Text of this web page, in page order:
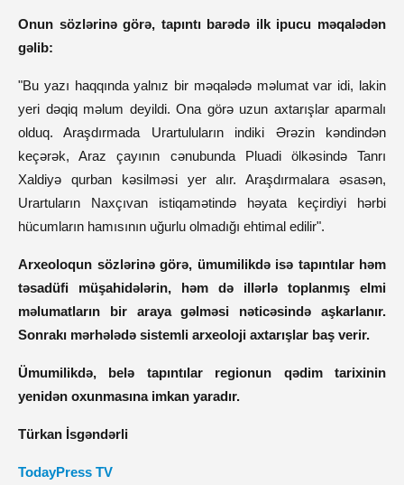
Onun sözlərinə görə, tapıntı barədə ilk ipucu məqalədən
gəlib:
"Bu yazı haqqında yalnız bir məqalədə məlumat var idi, lakin
yeri dəqiq məlum deyildi. Ona görə uzun axtarışlar aparmalı
olduq. Araşdırmada Urartuluların indiki Ərəzin kəndindən
keçərək, Araz çayının cənubunda Pluadi ölkəsində Tanrı
Xaldiyə qurban kəsilməsi yer alır. Araşdırmalara əsasən,
Urartuların Naxçıvan istiqamətində həyata keçirdiyi hərbi
hücumların hamısının uğurlu olmadığı ehtimal edilir".
Arxeoloqun sözlərinə görə, ümumilikdə isə tapıntılar həm
təsadüfi müşahidələrin, həm də illərlə toplanmış elmi
məlumatların bir araya gəlməsi nəticəsində aşkarlanır.
Sonrakı mərhələdə sistemli arxeoloji axtarışlar baş verir.
Ümumilikdə, belə tapıntılar regionun qədim tarixinin
yenidən oxunmasına imkan yaradır.
Türkan İsgəndərli
TodayPress TV